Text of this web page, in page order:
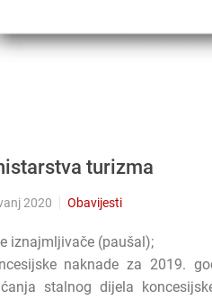
turizma
2020 Obavijesti
iznajmljivače (paušal);
naknade za 2019.
stalnog dijela